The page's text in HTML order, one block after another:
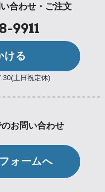
合わせ・ご注文
9911
ける
土日祝定休)
お問い合わせ
ォームへ